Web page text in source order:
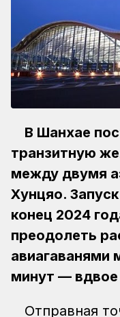
В Шанхае
транзитную
между двумя
Хунцяо.
конец 2024
преодолеть
авиагаванями
минут — вдвое
Отправная